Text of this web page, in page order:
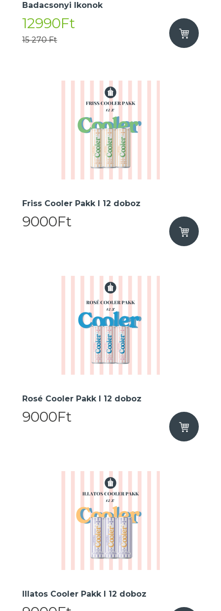
Badacsonyi Ikonok
12990Ft
15 270 Ft
Friss Cooler Pakk I 12 doboz
9000Ft
Rosé Cooler Pakk I 12 doboz
9000Ft
Illatos Cooler Pakk I 12 doboz